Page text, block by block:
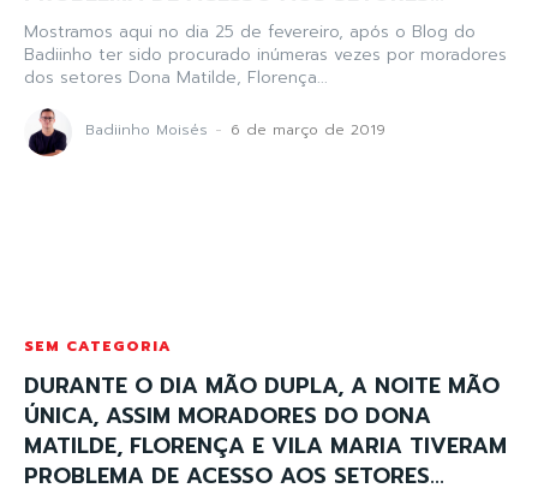
Mostramos aqui no dia 25 de fevereiro, após o Blog do
Badiinho ter sido procurado inúmeras vezes por moradores
dos setores Dona Matilde, Florença...
Badiinho Moisés - 6 de março de 2019
SEM CATEGORIA
DURANTE O DIA MÃO DUPLA, A NOITE MÃO
ÚNICA, ASSIM MORADORES DO DONA
MATILDE, FLORENÇA E VILA MARIA TIVERAM
PROBLEMA DE ACESSO AOS SETORES...